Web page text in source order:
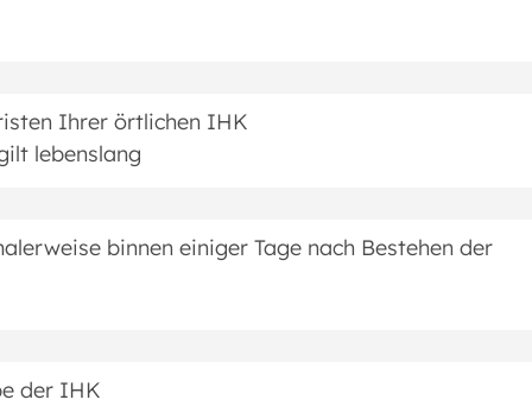
Ihrer örtlichen IHK
lebenslang
binnen einiger Tage nach Bestehen der
der IHK